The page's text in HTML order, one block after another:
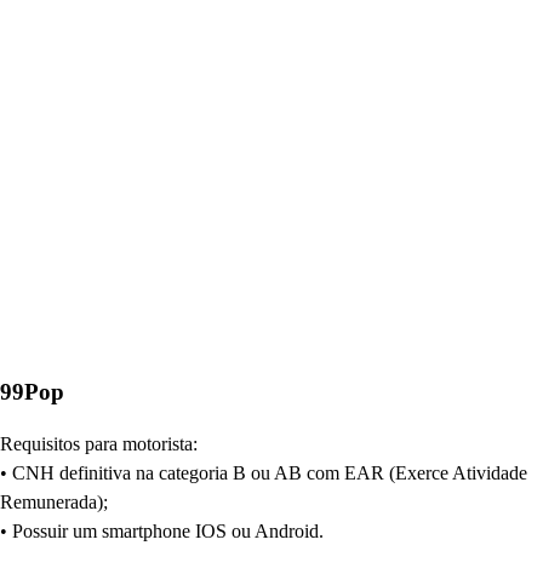
99Pop
Requisitos para motorista:
• CNH definitiva na categoria B ou AB com EAR (Exerce Atividade
Remunerada);
• Possuir um smartphone IOS ou Android.